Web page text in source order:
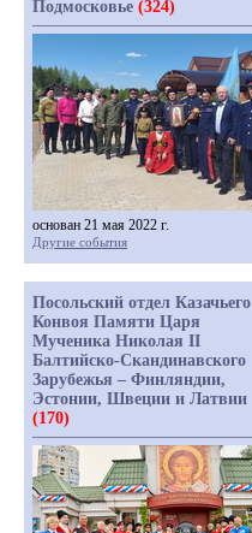
Подмосковье (324)
основан 21 мая 2022 г.
Другие события
Посольский отдел Казачьего
Конвоя Памяти Царя
Мученика Николая II
Балтийско-Скандинавского
Зарубежья – Финляндии,
Эстонии, Швеции и Латвии
(170)